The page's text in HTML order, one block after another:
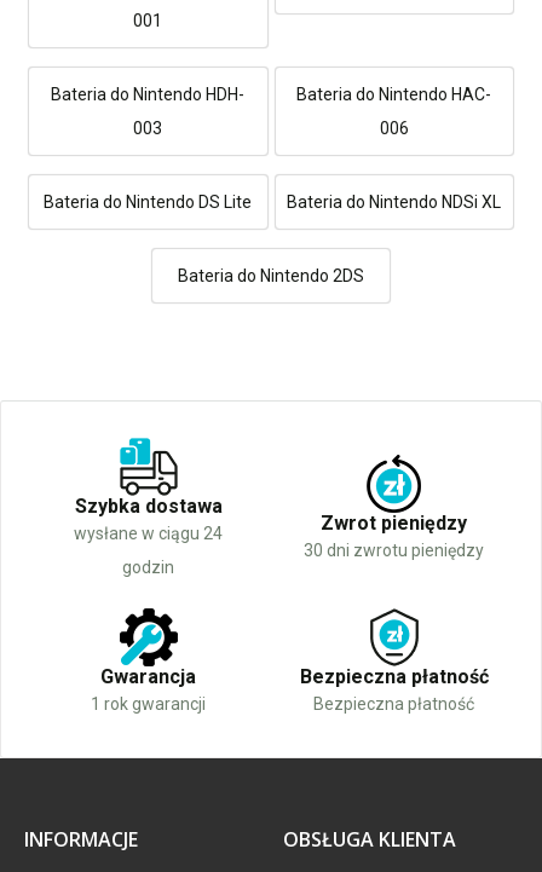
001
Bateria do Nintendo HDH-
003
Bateria do Nintendo HAC-
006
Bateria do Nintendo DS Lite Bateria do Nintendo NDSi XL
Bateria do Nintendo 2DS
Szybka dostawa
wysłane w ciągu 24
godzin
Zwrot pieniędzy
30 dni zwrotu pieniędzy
Gwarancja
1 rok gwarancji
Bezpieczna płatność
Bezpieczna płatność
INFORMACJE OBSŁUGA KLIENTA